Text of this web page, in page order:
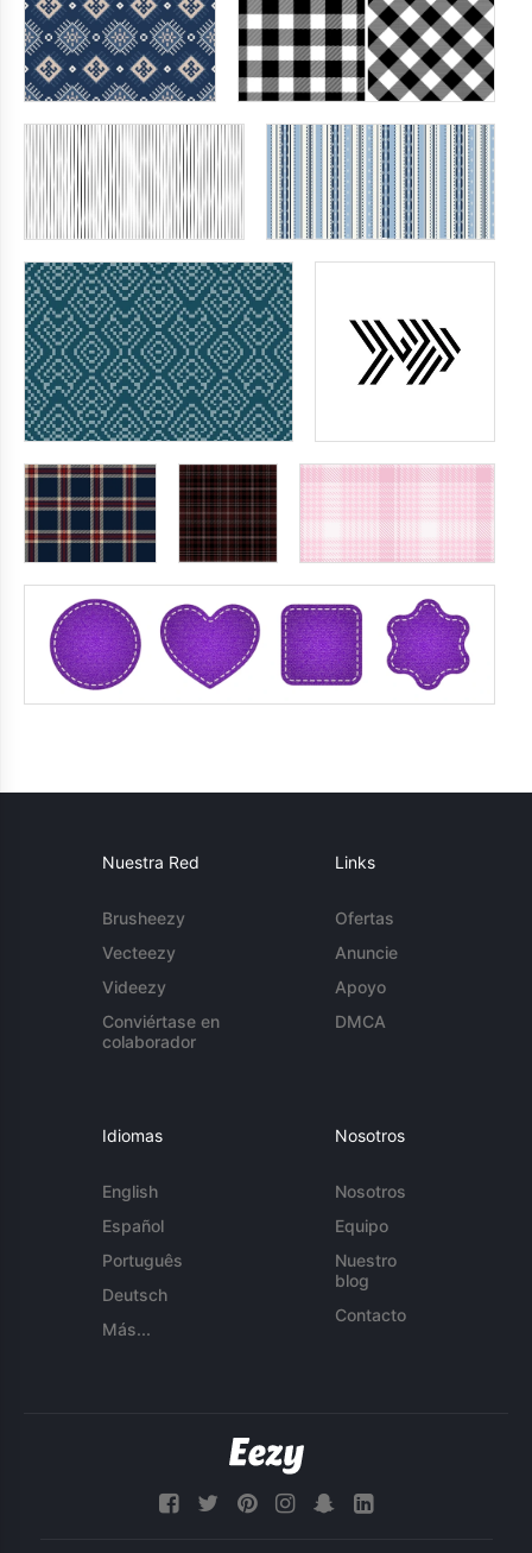
Nuestra Red
Brusheezy
Vecteezy
Videezy
Conviértase en
colaborador
Links
Ofertas
Anuncie
Apoyo
DMCA
Idiomas
English
Español
Português
Deutsch
Más...
Nosotros
Nosotros
Equipo
Nuestro
blog
Contacto